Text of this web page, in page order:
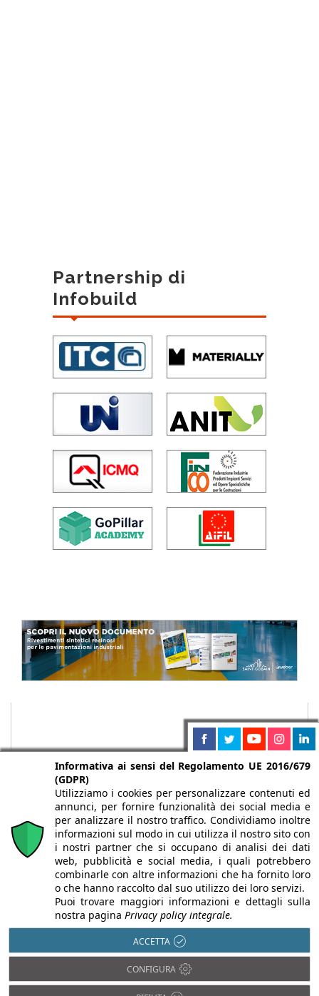
Partnership di
Infobuild
Chi siamo Autori Per la tua pubblicità
Iscriviti alla
newsletter
Infobuild è testata registrata presso il Tribunale di Milano al n° 63
dell’8/3/2013 - ISSN 2282-2267
Informativa ai sensi del Regolamento UE 2016/679
(GDPR)
Utilizziamo i cookies per personalizzare contenuti ed
annunci, per fornire funzionalità dei social media e
per analizzare il nostro traffico. Condividiamo inoltre
informazioni sul modo in cui utilizza il nostro sito con
i nostri partner che si occupano di analisi dei dati
web, pubblicità e social media, i quali potrebbero
combinarle con altre informazioni che ha fornito loro
o che hanno raccolto dal suo utilizzo dei loro servizi.
Puoi trovare maggiori informazioni e dettagli sulla
nostra pagina Privacy policy integrale.
ACCETTA
CONFIGURA